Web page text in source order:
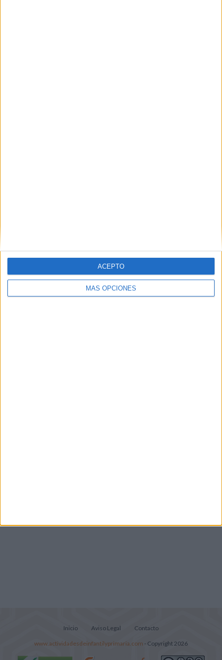
MÁS OPCIONES
ACEPTO
LO MÁS VISITADO
Inicio Aviso Legal Contacto
www.actividadesdeinfantilyprimaria.com - Copyright 2026